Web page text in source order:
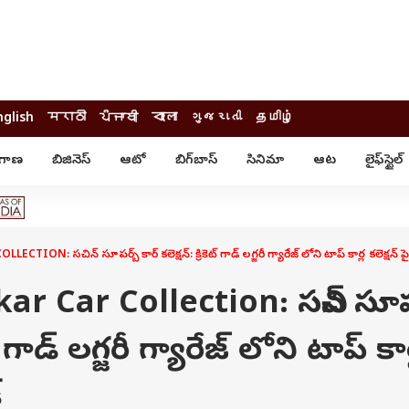
मराठी ਪੰਜਾਬੀ বাংলা ગુજરાતી தமிழ்
బిజినెస్ ఆటో బిగ్‌బాస్ సినిమా ఆట లైఫ్‌స్టైల్‌
ఓటీటీ-వెబ్‌సిరీస్‌
గాసిప్స్
ఆట
క్రికెట్
ఐపీఎల్
ట్రెండింగ్
యువ
COLLECTION: సచిన్ సూప‌ర్బ్ కార్ క‌లెక్ష‌న్: క్రికెట్ గాడ్ లగ్జరీ గ్యారేజ్ లోని టాప్ కార్ల కలెక్షన్
Car Collection: సచిన్
గాడ్ లగ్జరీ గ్యారేజ్ లోని టాప్